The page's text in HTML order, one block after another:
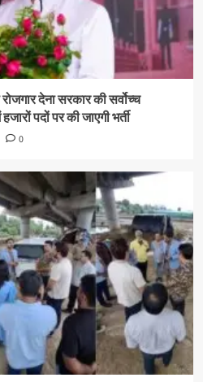
देना सरकार की सर्वोच्च
पदों पर की जाएगी भर्ती
0